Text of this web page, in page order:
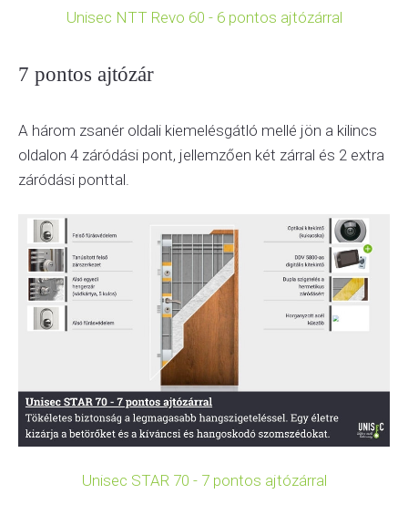
Unisec NTT Revo 60 - 6 pontos ajtózárral
7 pontos ajtózár
A három zsanér oldali kiemelésgátló mellé jön a kilincs
oldalon 4 záródási pont, jellemzően két zárral és 2 extra
záródási ponttal.
Unisec STAR 70 - 7 pontos ajtózárral